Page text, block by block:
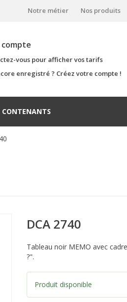
Notre métier Nos produits
compte
vous pour afficher vos tarifs
enregistré ? Créez votre compte !
CONTENANTS
DCA 2740
Tableau noir MEMO avec
?".
Produit disponible